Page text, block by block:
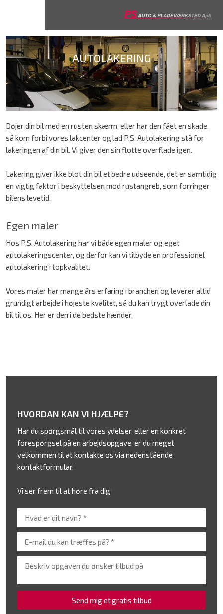
AUTOLAKERING​
Døjer din bil med en rusten skærm, eller har den fået en skade,
så kom forbi vores lakcenter og lad P.S. Autolakering stå for
lakeringen af din bil. Vi giver den sin flotte overflade igen.
Lakering giver ikke blot din bil et bedre udseende, det er samtidig
en vigtig faktor i beskyttelsen mod rustangreb, som forringer
bilens levetid.
Egen maler
Hos P.S. Autolakering har vi både egen maler og eget
autolakeringscenter, og derfor kan vi tilbyde en professionel
autolakering i topkvalitet.
Vores maler har mange års erfaring i branchen og leverer altid
grundigt arbejde i højeste kvalitet, så du kan trygt overlade din
bil til os. Her er den i de bedste hænder.
HVORDAN KAN VI HJÆLPE?
Har du spørgsmål til vores ydelser, eller en konkret
forespørgsel på en arbejdsopgave, er du meget
velkommen til at kontakte os via nedenstående
kontaktformular.
Vi ser frem til at høre fra dig!